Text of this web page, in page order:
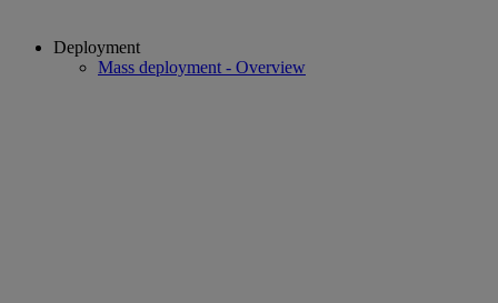
Deployment
Mass deployment - Overview